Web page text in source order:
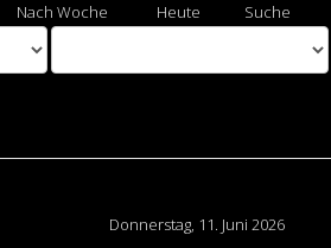
Nach Woche Heute Suche
Donnerstag, 11. Juni 2026